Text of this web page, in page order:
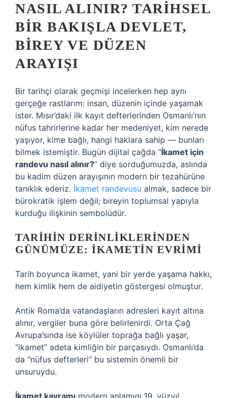
NASIL ALINIR? TARIHSEL
BIR BAKIŞLA DEVLET,
BIREY VE DÜZEN
ARAYIŞI
Bir tarihçi olarak geçmişi incelerken hep aynı
gerçeğe rastlarım: insan, düzenin içinde yaşamak
ister. Mısır’daki ilk kayıt defterlerinden Osmanlı’nın
nüfus tahrirlerine kadar her medeniyet, kim nerede
yaşıyor, kime bağlı, hangi haklara sahip — bunları
bilmek istemiştir. Bugün dijital çağda “İkamet için
randevu nasıl alınır?” diye sorduğumuzda, aslında
bu kadim düzen arayışının modern bir tezahürüne
tanıklık ederiz. İkamet randevusu almak, sadece bir
bürokratik işlem değil; bireyin toplumsal yapıyla
kurduğu ilişkinin sembolüdür.
TARIHIN DERINLIKLERINDEN
GÜNÜMÜZE: İKAMETIN EVRIMI
Tarih boyunca ikamet, yani bir yerde yaşama hakkı,
hem kimlik hem de aidiyetin göstergesi olmuştur.
Antik Roma’da vatandaşların adresleri kayıt altına
alınır, vergiler buna göre belirlenirdi. Orta Çağ
Avrupa’sında ise köylüler toprağa bağlı yaşar,
“ikamet” adeta kimliğin bir parçasıydı. Osmanlı’da
da “nüfus defterleri” bu sistemin önemli bir
unsuruydu.
İkamet kavramı modern anlamını 19. yüzyıl